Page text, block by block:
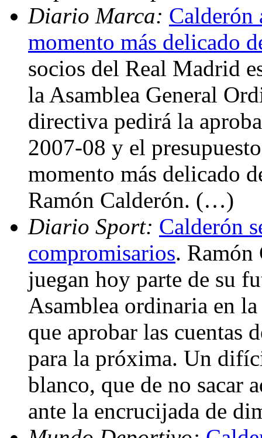
Diario Marca: Calderón
momento más delicado
socios del Real Madrid
la Asamblea General
directiva pedirá la
2007-08 y el
momento más delicado
Ramón Calderón. (…)
Diario Sport: Calderón
compromisarios. Ramón
juegan hoy parte de su
Asamblea ordinaria en
que aprobar las cuentas
para la próxima. Un
blanco, que de no sacar
ante la encrucijada de